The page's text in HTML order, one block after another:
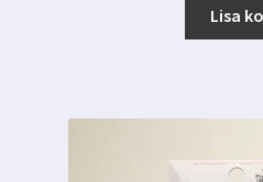
oli:
Lisa